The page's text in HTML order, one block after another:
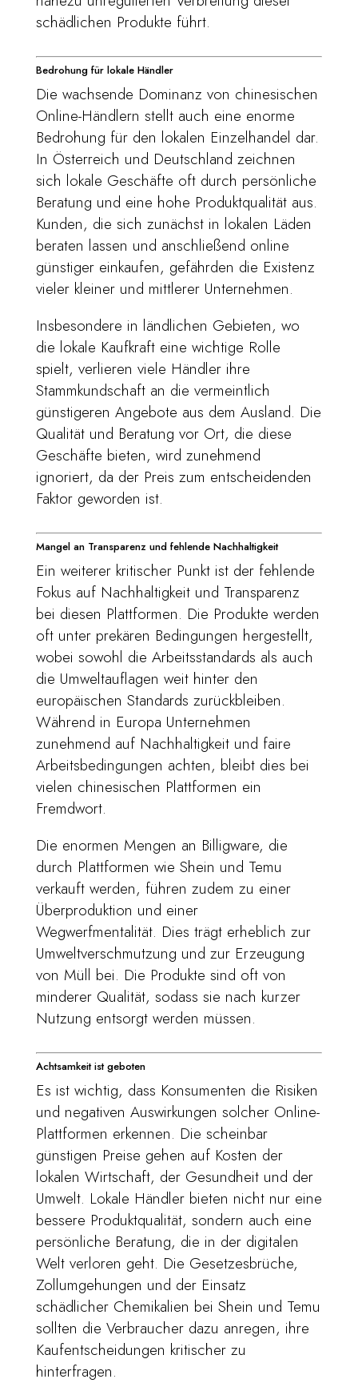
schädlichen Produkte führt.
Bedrohung für lokale Händler
Die wachsende Dominanz von chinesischen
Online-Händlern stellt auch eine enorme
Bedrohung für den lokalen Einzelhandel dar.
In Österreich und Deutschland zeichnen
sich lokale Geschäfte oft durch persönliche
Beratung und eine hohe Produktqualität aus.
Kunden, die sich zunächst in lokalen Läden
beraten lassen und anschließend online
günstiger einkaufen, gefährden die Existenz
vieler kleiner und mittlerer Unternehmen.
Insbesondere in ländlichen Gebieten, wo
die lokale Kaufkraft eine wichtige Rolle
spielt, verlieren viele Händler ihre
Stammkundschaft an die vermeintlich
günstigeren Angebote aus dem Ausland. Die
Qualität und Beratung vor Ort, die diese
Geschäfte bieten, wird zunehmend
ignoriert, da der Preis zum entscheidenden
Faktor geworden ist.
Mangel an Transparenz und fehlende Nachhaltigkeit
Ein weiterer kritischer Punkt ist der fehlende
Fokus auf Nachhaltigkeit und Transparenz
bei diesen Plattformen. Die Produkte werden
oft unter prekären Bedingungen hergestellt,
wobei sowohl die Arbeitsstandards als auch
die Umweltauflagen weit hinter den
europäischen Standards zurückbleiben.
Während in Europa Unternehmen
zunehmend auf Nachhaltigkeit und faire
Arbeitsbedingungen achten, bleibt dies bei
vielen chinesischen Plattformen ein
Fremdwort.
Die enormen Mengen an Billigware, die
durch Plattformen wie Shein und Temu
verkauft werden, führen zudem zu einer
Überproduktion und einer
Wegwerfmentalität. Dies trägt erheblich zur
Umweltverschmutzung und zur Erzeugung
von Müll bei. Die Produkte sind oft von
minderer Qualität, sodass sie nach kurzer
Nutzung entsorgt werden müssen.
Achtsamkeit ist geboten
Es ist wichtig, dass Konsumenten die Risiken
und negativen Auswirkungen solcher Online-
Plattformen erkennen. Die scheinbar
günstigen Preise gehen auf Kosten der
lokalen Wirtschaft, der Gesundheit und der
Umwelt. Lokale Händler bieten nicht nur eine
bessere Produktqualität, sondern auch eine
persönliche Beratung, die in der digitalen
Welt verloren geht. Die Gesetzesbrüche,
Zollumgehungen und der Einsatz
schädlicher Chemikalien bei Shein und Temu
sollten die Verbraucher dazu anregen, ihre
Kaufentscheidungen kritischer zu
hinterfragen.